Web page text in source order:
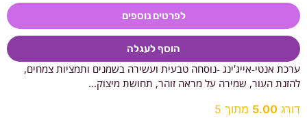
לפרטים נוספים
הוסף לעגלה
ערכת אנטי-אייג'ינג -נוסחה טבעית ועשירה בשמנים ותמציות צמחים,
להזנת העור, שמירה על מראה זוהר, תחושת מיצוק...
דורג 5.00 מתוך 5